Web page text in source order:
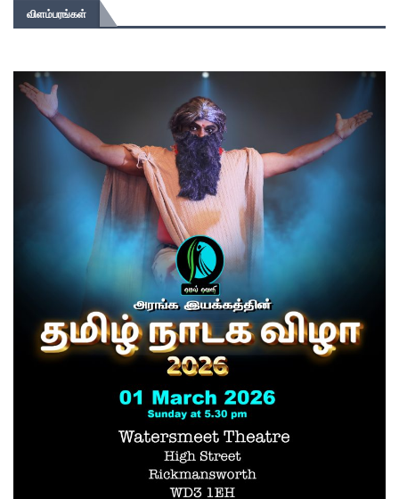
விளம்பரங்கள்